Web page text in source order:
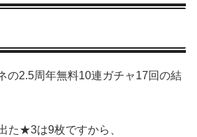
の2.5周年無料10連ガチャ17回の結
た★3は9枚ですから、